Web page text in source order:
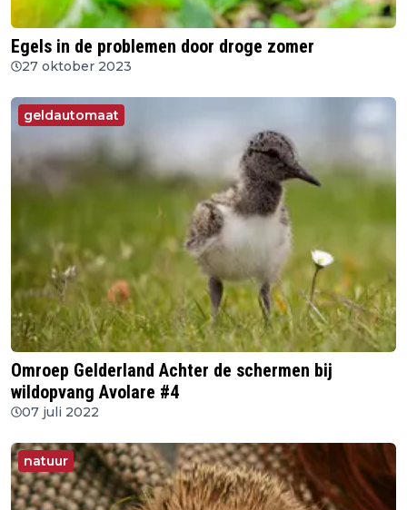
Egels in de problemen door droge zomer
27 oktober 2023
geldautomaat
Omroep Gelderland Achter de schermen bij
wildopvang Avolare #4
07 juli 2022
natuur